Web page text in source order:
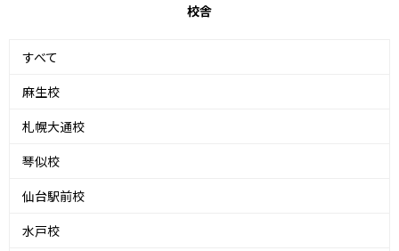
校舎
すべて
麻生校
札幌大通校
琴似校
仙台駅前校
水戸校